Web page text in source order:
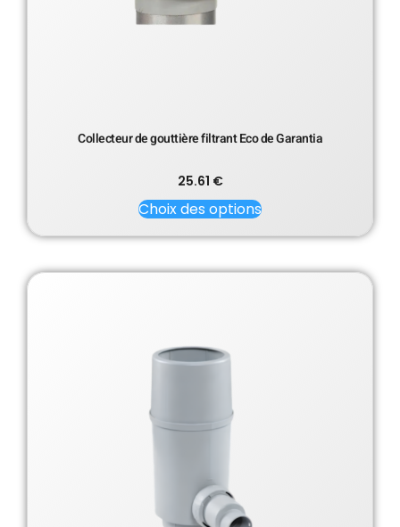
Collecteur de gouttière filtrant Eco de Garantia
25.61 €
Choix des options